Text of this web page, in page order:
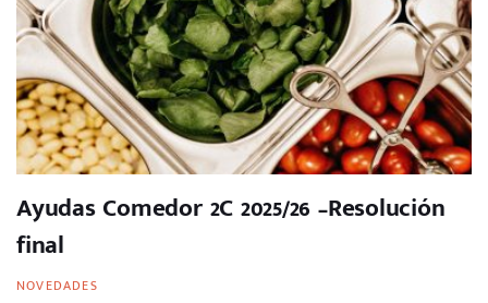
Ayudas Comedor 2C 2025/26 –Resolución
final
NOVEDADES